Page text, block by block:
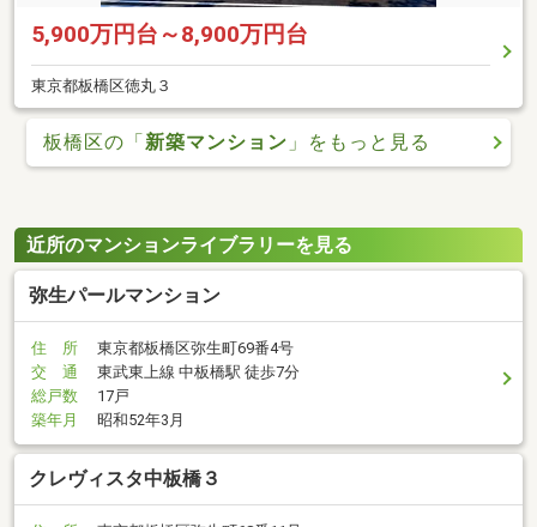
5,900万円台～8,900万円台
東京都板橋区徳丸３
板橋区の「新築マンション 」をもっと見る
近所のマンションライブラリーを見る
弥生パールマンション
住 所
東京都板橋区弥生町69番4号
交 通
東武東上線 中板橋駅 徒歩7分
総戸数
17戸
築年月
昭和52年3月
クレヴィスタ中板橋３